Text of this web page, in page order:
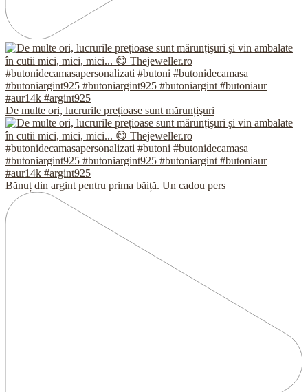
De multe ori, lucrurile prețioase sunt mărunțişuri
Bănuț din argint pentru prima băiță. Un cadou pers